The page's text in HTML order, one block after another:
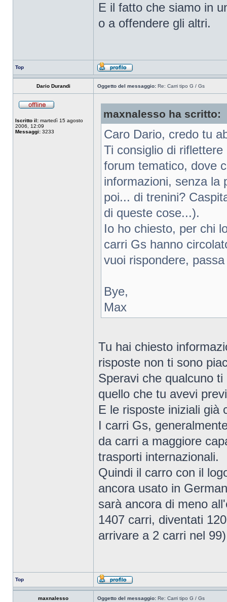
E il fatto che siamo in
o a offendere gli altri.
Top
Dario Durandi Oggetto del messaggio: Re: Carri tipo G / Gs
Iscritto il: martedì 15 agosto
2006, 12:09
Messaggi: 3233
maxnalesso ha scritto:
Caro Dario, credo tu
Ti consiglio di
forum tematico, dove
informazioni, senza la
poi... di trenini?
di queste cose...).
Io ho chiesto, per chi
carri Gs hanno
vuoi rispondere,
Bye,
Max
Tu hai chiesto
risposte non ti sono
Speravi che qualcuno
quello che tu avevi
E le risposte iniziali già
I carri Gs,
da carri a maggiore
trasporti internazionali.
Quindi il carro con il
ancora usato in
sarà ancora di meno
1407 carri, diventati
arrivare a 2 carri nel 99)
Top
maxnalesso Oggetto del messaggio: Re: Carri tipo G / Gs